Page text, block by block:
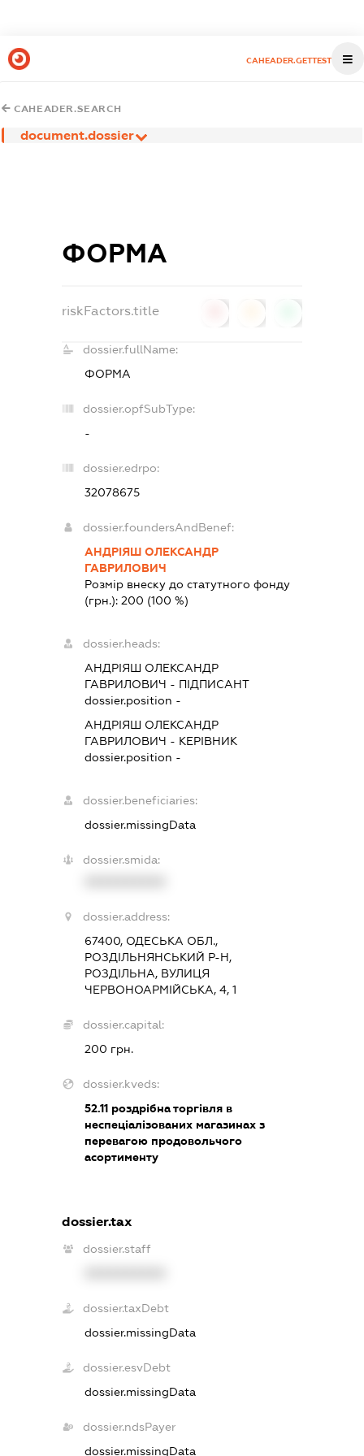
CAHEADER.GETTEST
CAHEADER.SEARCH
document.dossier
ФОРМА
riskFactors.title
dossier.fullName:
ФОРМА
dossier.opfSubType:
-
dossier.edrpo:
32078675
dossier.foundersAndBenef:
АНДРІЯШ ОЛЕКСАНДР
ГАВРИЛОВИЧ
Розмір внеску до статутного фонду
(грн.):200 (100 %)
dossier.heads:
АНДРІЯШ ОЛЕКСАНДР
ГАВРИЛОВИЧ - ПІДПИСАНТ
dossier.position -
АНДРІЯШ ОЛЕКСАНДР
ГАВРИЛОВИЧ - КЕРІВНИК
dossier.position -
dossier.beneficiaries:
dossier.missingData
dossier.smida:
dossier.address:
67400, ОДЕСЬКА ОБЛ.,
РОЗДІЛЬНЯНСЬКИЙ Р-Н,
РОЗДІЛЬНА, ВУЛИЦЯ
ЧЕРВОНОАРМІЙСЬКА, 4, 1
dossier.capital:
200 грн.
dossier.kveds:
52.11 роздрібна торгівля в
неспеціалізованих магазинах з
перевагою продовольчого
асортименту
dossier.tax
dossier.staff
dossier.taxDebt
dossier.missingData
dossier.esvDebt
dossier.missingData
dossier.ndsPayer
dossier.missingData